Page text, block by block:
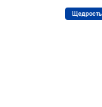
Щедрость